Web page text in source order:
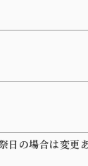
日の場合は変更あ